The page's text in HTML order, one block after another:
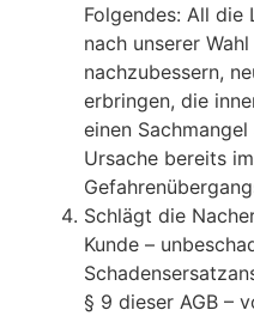
Folgendes: All die
nach unserer
nachzubessern,
erbringen, die
einen
Ursache bereits
Schlägt die
Kunde –
§ 9 dieser AGB –